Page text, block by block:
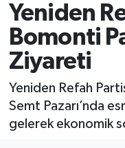
Yeniden
Bomonti
Ziyareti
Yeniden Refah
Semt Pazarı’nda
gelerek ekonomik
Asayiş
Bilim ve
Çevre
Süper Lig Puan
Tüm Manşetler
Son Dakika